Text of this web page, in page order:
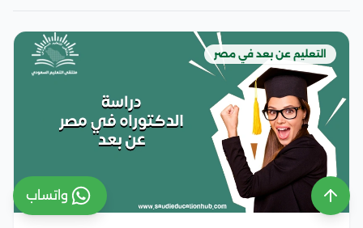
التعليم عن بعد في مصر
واتساب